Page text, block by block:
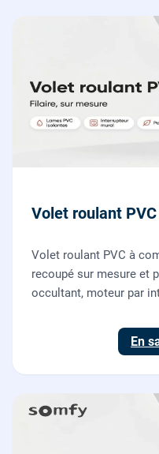
Volet roulant
Volet roulant PVC à
recoupé sur mesure et
occultant, moteur par
En